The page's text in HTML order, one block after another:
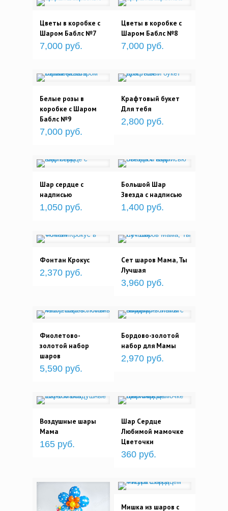
Цветы в коробке с
Шаром Баблс №7
7,000 руб.
Цветы в коробке с
Шаром Баблс №8
7,000 руб.
Белые розы в
коробке с Шаром
Баблс №9
7,000 руб.
Крафтовый букет
Для тебя
2,800 руб.
Шар сердце с
надписью
1,050 руб.
Большой Шар
Звезда с надписью
1,400 руб.
Фонтан Крокус
2,370 руб.
Сет шаров Мама, Ты
Лучшая
3,960 руб.
Фиолетово-
золотой набор
шаров
5,590 руб.
Бордово-золотой
набор для Мамы
2,970 руб.
Воздушные шары
Мама
165 руб.
Шар Сердце
Любимой мамочке
Цветочки
360 руб.
Мишка из шаров с